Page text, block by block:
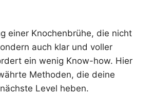
einer Knochenbrühe, die nicht
auch klar und voller
ein wenig Know-how. Hier
Methoden, die deine
Level heben.